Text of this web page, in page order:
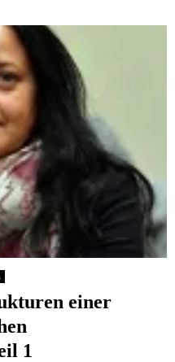
einer
1